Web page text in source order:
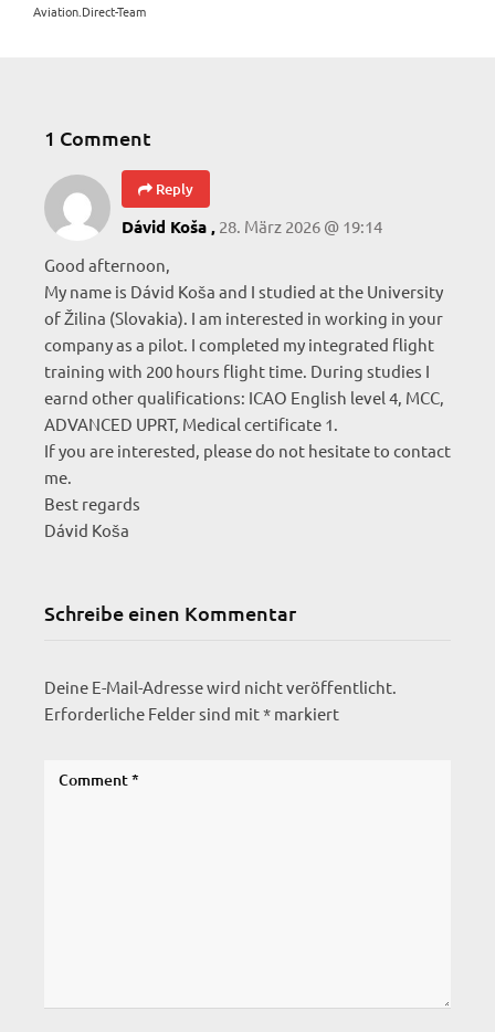
Aviation.Direct-Team
1 Comment
Reply
Dávid Koša , 28. März 2026 @ 19:14
Good afternoon,
My name is Dávid Koša and I studied at the University
of Žilina (Slovakia). I am interested in working in your
company as a pilot. I completed my integrated flight
training with 200 hours flight time. During studies I
earnd other qualifications: ICAO English level 4, MCC,
ADVANCED UPRT, Medical certificate 1.
If you are interested, please do not hesitate to contact
me.
Best regards
Dávid Koša
Schreibe einen Kommentar
Deine E-Mail-Adresse wird nicht veröffentlicht.
Erforderliche Felder sind mit* markiert